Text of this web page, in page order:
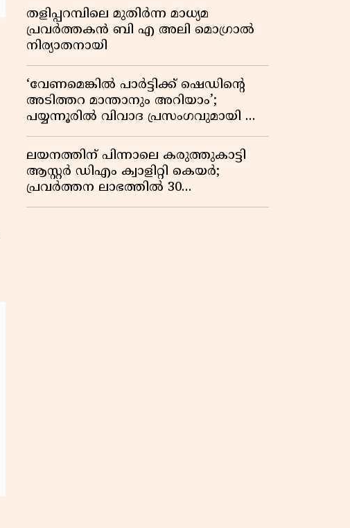
തളിപ്പറമ്പിലെ മുതിർന്ന മാധ്യമ
പ്രവർത്തകൻ ബി എ അലി മൊഗ്രാൽ
നിര്യാതനായി
‘വേണമെങ്കിൽ പാർട്ടിക്ക് ഷെഡിൻ്റെ
അടിത്തറ മാന്താനും അറിയാം’;
പയ്യന്നൂരിൽ വിവാദ പ്രസംഗവുമായി കെ
കെ രാഗേഷ്
ലയനത്തിന് പിന്നാലെ കരുത്തുകാട്ടി
ആസ്റ്റർ ഡിഎം ക്വാളിറ്റി കെയർ;
പ്രവർത്തന ലാഭത്തിൽ 30
ശതമാനത്തിൻ്റെ വളർച്ച,